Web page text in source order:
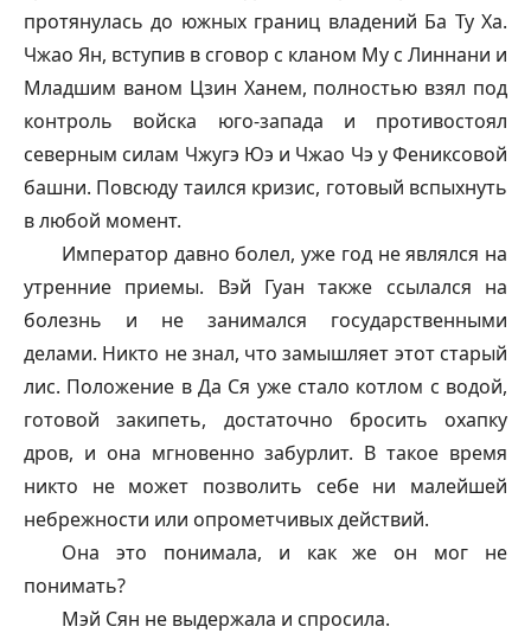
протянулась до южных границ владений Ба Ту Ха.
Чжао Ян, вступив в сговор с кланом Му с Линнани и
Младшим ваном Цзин Ханем, полностью взял под
контроль войска юго-запада и противостоял
северным силам Чжугэ Юэ и Чжао Чэ у Фениксовой
башни. Повсюду таился кризис, готовый вспыхнуть
в любой момент.
Император давно болел, уже год не являлся на
утренние приемы. Вэй Гуан также ссылался на
болезнь и не занимался государственными
делами. Никто не знал, что замышляет этот старый
лис. Положение в Да Ся уже стало котлом с водой,
готовой закипеть, достаточно бросить охапку
дров, и она мгновенно забурлит. В такое время
никто не может позволить себе ни малейшей
небрежности или опрометчивых действий.
Она это понимала, и как же он мог не
понимать?
Мэй Сян не выдержала и спросила.